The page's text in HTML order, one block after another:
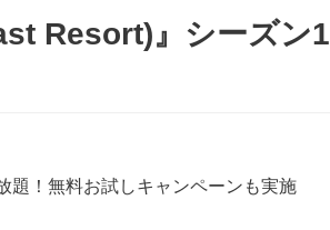
Resort)』シーズン1
題！無料お試しキャンペーンも実施